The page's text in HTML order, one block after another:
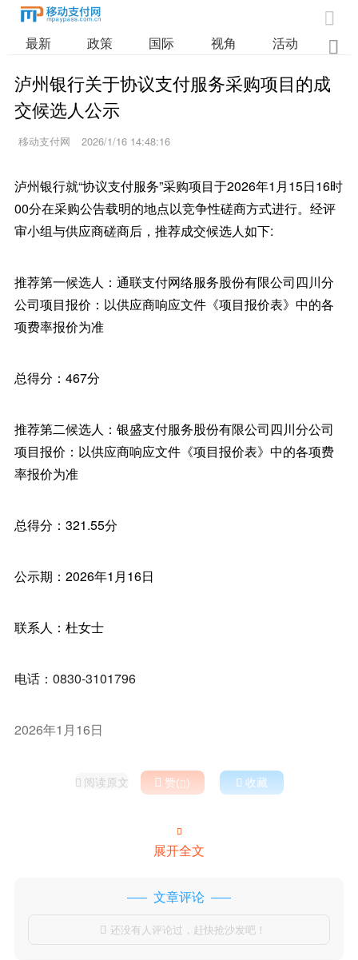

最新 政策 国际 视角 活动 业

泸州银行关于协议支付服务采购项目的成
交候选人公示
移动支付网 2026/1/16 14:48:16
泸州银行就“协议支付服务”采购项目于2026年1月15日16时
00分在采购公告载明的地点以竞争性磋商方式进行。经评
审小组与供应商磋商后，推荐成交候选人如下:
推荐第一候选人：通联支付网络服务股份有限公司四川分
公司项目报价：以供应商响应文件《项目报价表》中的各
项费率报价为准
总得分：467分
推荐第二候选人：银盛支付服务股份有限公司四川分公司
项目报价：以供应商响应文件《项目报价表》中的各项费
率报价为准
总得分：321.55分
公示期：2026年1月16日
联系人：杜女士
电话：0830-3101796
2026年1月16日
 阅读原文  赞()  收藏

展开全文
文章评论
 还没有人评论过，赶快抢沙发吧！